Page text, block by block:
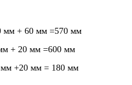
мм + 60 мм =570 мм
+ 20 мм =600 мм
мм +20 мм = 180 мм